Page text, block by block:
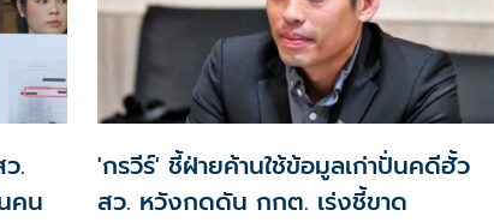
.
คน
'กรวีร์' ชี้ฝ่ายค้านใช้ข้อมูลเก่าปั่นคดีฮั้ว
สว. หวังกดดัน กกต. เร่งชี้ขาด